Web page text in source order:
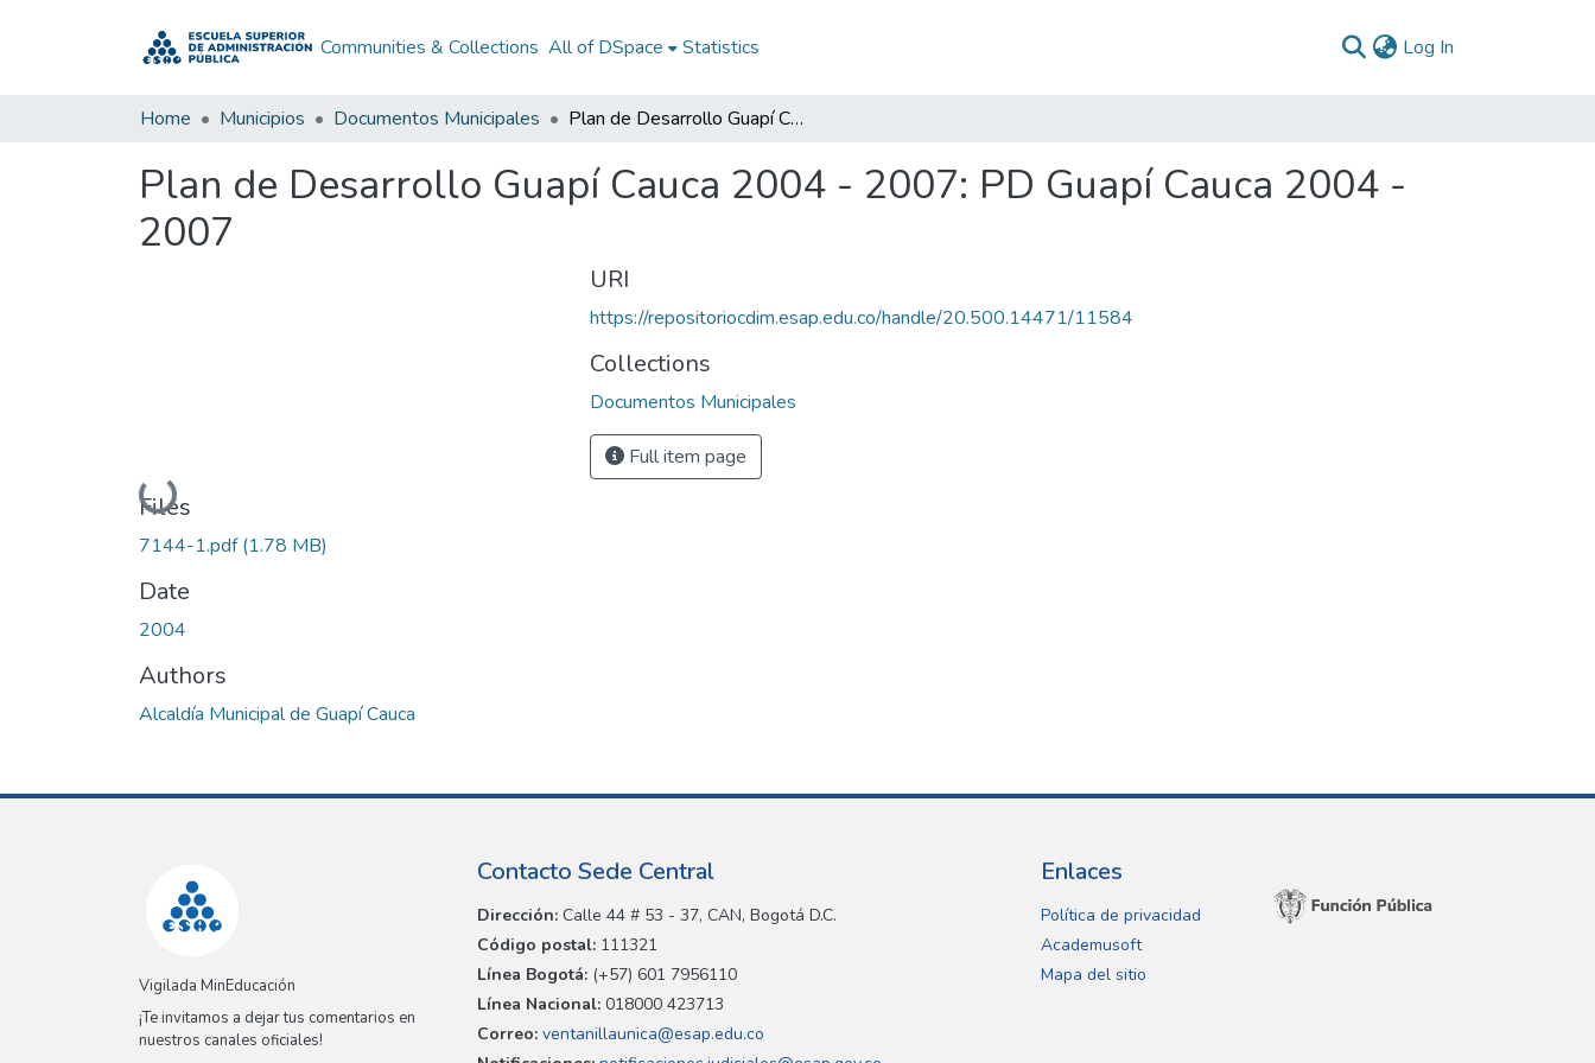
Communities & Collections All of DSpace Statistics Log In
Home Municipios Documentos Municipales Plan de Desarrollo Guapí Cauca 2004 - 2007: PD Guapí Cauca 2004 - 2007
Plan de Desarrollo Guapí Cauca 2004 - 2007: PD Guapí Cauca 2004 -
2007
Loading...
Files
7144-1.pdf(1.78 MB)
Date
2004
Authors
Alcaldía Municipal de Guapí Cauca
URI
https://repositoriocdim.esap.edu.co/handle/20.500.14471/11584
Collections
Documentos Municipales
Full item page
Vigilada MinEducación
¡Te invitamos a dejar tus comentarios en
nuestros canales oficiales!
Contacto Sede Central
Dirección: Calle 44 # 53 - 37, CAN, Bogotá D.C.
Código postal: 111321
Línea Bogotá: (+57) 601 7956110
Línea Nacional: 018000 423713
Correo: ventanillaunica@esap.edu.co
Enlaces
Política de privacidad
Academusoft
Mapa del sitio